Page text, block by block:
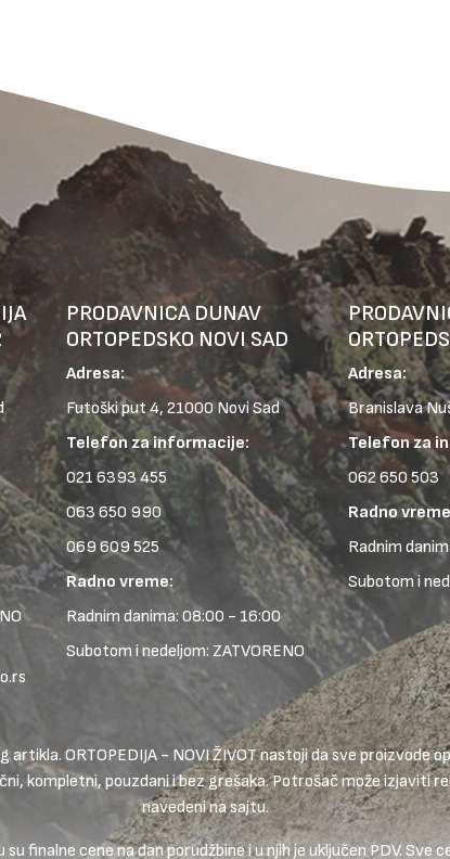
PRODAVNICA DUNAV
ORTOPEDSKO NOVI SAD
Adresa:
Futoški put 4, 21000 Novi Sad
Telefon za informacije:
021 6393 455
063 650 990
069 609 525
Radno vreme:
Radnim danima: 08:00 - 16:00
Subotom i nedeljom: ZATVORENO
Adresa:
Branislava
Telefon za
062 650 503
Radno
Radnim
Subotom i
ORTOPEDIJA - NOVI ŽIVOT nastoji da sve proizvode
kompletni, pouzdani i bez grešaka. Potrošač može izjaviti
navedeni na sajtu.
finalne cene na dan porudžbine i u njih je uključen PDV. Sve